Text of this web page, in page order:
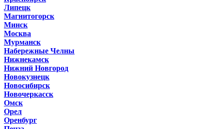
Липецк
Магнитогорск
Минск
Москва
Мурманск
Набережные Челны
Нижнекамск
Нижний Новгород
Новокузнецк
Новосибирск
Новочеркасск
Омск
Орел
Оренбург